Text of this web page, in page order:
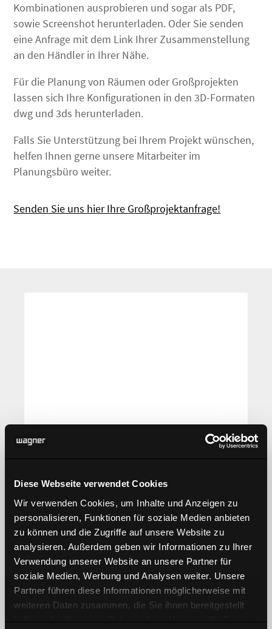
Diese Webseite verwendet Cookies
Wir verwenden Cookies, um Inhalte und Anzeigen zu
personalisieren, Funktionen für soziale Medien anbieten
zu können und die Zugriffe auf unsere Website zu
analysieren. Außerdem geben wir Informationen zu Ihrer
Verwendung unserer Website an unsere Partner für
soziale Medien, Werbung und Analysen weiter. Unsere
Partner führen diese Informationen möglicherweise mit
weiteren Daten zusammen, die Sie ihnen bereitgestellt
haben oder die sie im Rahmen Ihrer Nutzung der Dienste
Kombinationen ausprobieren und sogar als PDF,
sowie Screenshot herunterladen. Oder Sie senden
eine Anfrage mit dem Link Ihrer Zusammenstellung
an den Händler in Ihrer Nähe.
Für die Planung von Räumen oder Großprojekten
lassen sich Ihre Konfigurationen in den 3D-Formaten
dwg und 3ds herunterladen.
Falls Sie Unterstützung bei Ihrem Projekt wünschen,
helfen Ihnen gerne unsere Mitarbeiter im
Planungsbüro weiter.
Senden Sie uns hier Ihre Großprojektanfrage!